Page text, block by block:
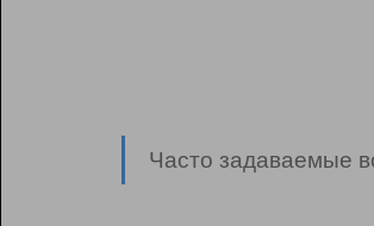
Часто задаваемые